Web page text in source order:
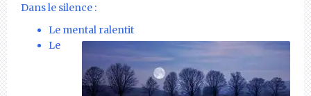
Dans le silence :
Le mental ralentit
Le